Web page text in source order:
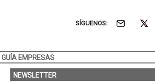
SÍGUENOS:
GUÍA EMPRESAS
NEWSLETTER